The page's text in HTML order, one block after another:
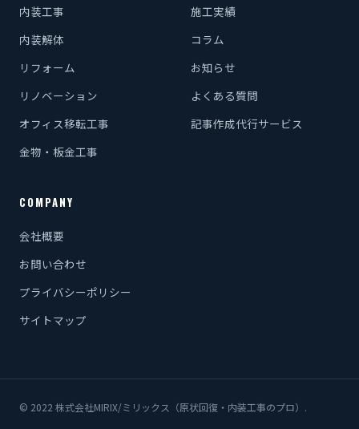
内装工事
内装解体
リフォーム
リノベーション
オフィス移転工事
金物・板金工事
施工実績
コラム
お知らせ
よくある質問
記事作成代行サービス
COMPANY
会社概要
お問い合わせ
プライバシーポリシー
サイトマップ
© 2022 株式会社MIRIX/ミリックス（原状回復・内装工事のプロ）.